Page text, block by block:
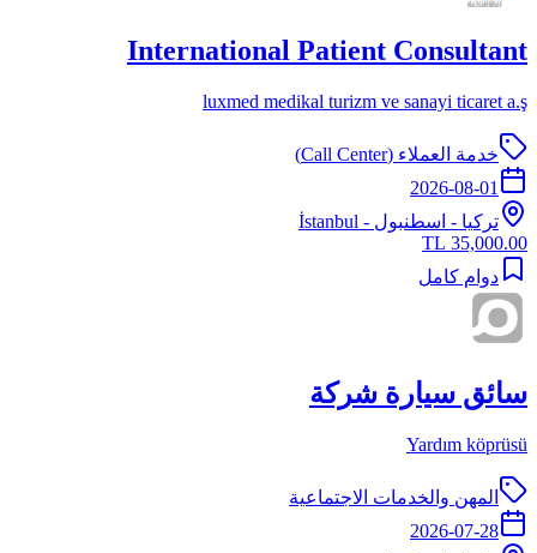
International Patient Consultant
luxmed medikal turizm ve sanayi ticaret a.ş
خدمة العملاء (Call Center)
2026-08-01
تركيا - اسطنبول - İstanbul
35,000.00 TL
دوام كامل
سائق سيارة شركة
Yardım köprüsü
المهن والخدمات الاجتماعية
2026-07-28